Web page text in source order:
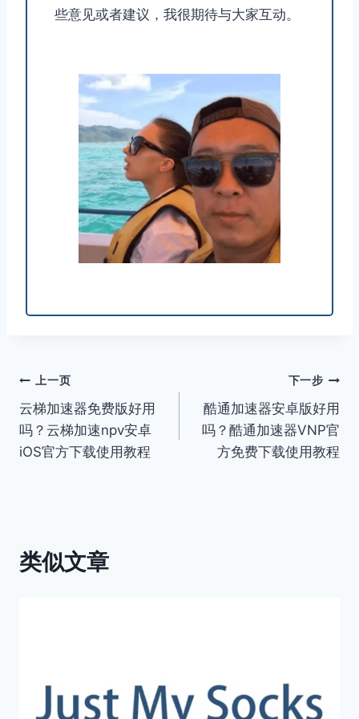
些意见或者建议，我很期待与大家互动。
文
章
导
上一页
云梯加速器免费版好用
吗？云梯加速npv安卓
iOS官方下载使用教程
下一步
酷通加速器安卓版好用
吗？酷通加速器VNP官
方免费下载使用教程
类似文章